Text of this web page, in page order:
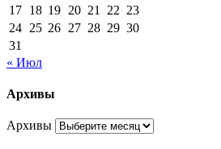
17 18 19 20 21 22 23
24 25 26 27 28 29 30
31
« Июл
Архивы
Архивы